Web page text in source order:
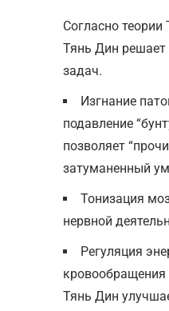
Согласно
Тянь Дин
задач.
Изгнание
подавление
позволяет
затуманенный
Тонизация
нервной
Регуляция
кровообращения
Тянь Дин